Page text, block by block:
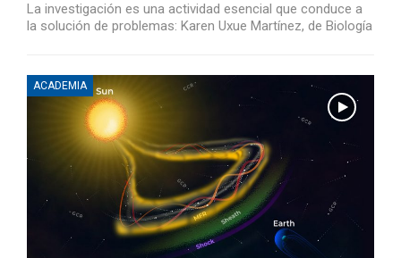
La investigación es una actividad esencial que conduce a
la solución de problemas: Karen Uxue Martínez, de Biología
ACADEMIA